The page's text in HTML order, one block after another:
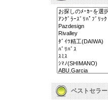
ベストセラー